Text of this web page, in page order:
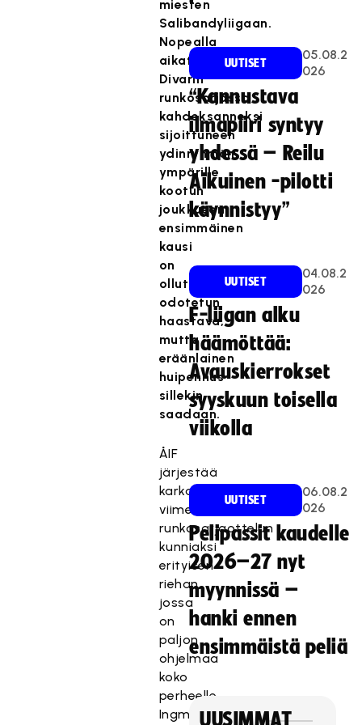
miesten
Salibandyliigaan.
Nopealla
aikataululla
Divarin
runkosarjassa
kahdeksanneksi
sijoittuneen
ydinryhmän
ympärille
kootun
joukkueen
ensimmäinen
kausi
on
ollut
odotetun
haastava,
mutta
eräänlainen
huipennus
sillekin
saadaan.
ÅIF
järjestää
karkauspäivänä
viimeisen
runkosarjaottelun
kunniaksi
erityisen
riehan,
jossa
on
paljon
ohjelmaa
koko
perheelle
Ingman
UUTISET
05.08.2
026
“Kannustava
ilmapiiri syntyy
yhdessä – Reilu
Aikuinen -pilotti
käynnistyy”
UUTISET
04.08.2
026
F-liigan alku
häämöttää:
Avauskierrokset
syyskuun toisella
viikolla
UUTISET
06.08.2
026
Pelipassit kaudelle
2026–27 nyt
myynnissä –
hanki ennen
ensimmäistä peliä
UUSIMMAT